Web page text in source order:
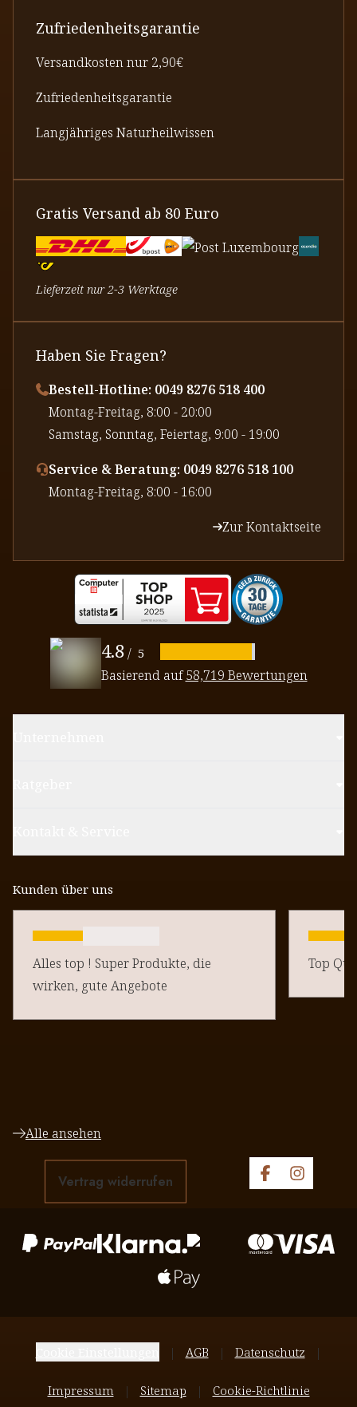
Zufriedenheitsgarantie
Versandkosten nur 2,90€
Zufriedenheitsgarantie
Langjähriges Naturheilwissen
Gratis Versand ab 80 Euro
Lieferzeit nur 2-3 Werktage
Haben Sie Fragen?
Bestell-Hotline: 0049 8276 518 400
⁠Montag-Freitag, 8:00 - 20:00
⁠Samstag, Sonntag, Feiertag, 9:00 - 19:00
Service & Beratung: 0049 8276 518 100
⁠Montag-Freitag, 8:00 - 16:00
Zur Kontaktseite
4.8 / 5
Basierend auf58,719 Bewertungen
Kunden über uns
Alles top ! Super Produkte, die
wirken, gute Angebote
Top
Alle ansehen
Vertrag widerrufen
AGB Datenschutz
Impressum Sitemap Cookie-Richtlinie